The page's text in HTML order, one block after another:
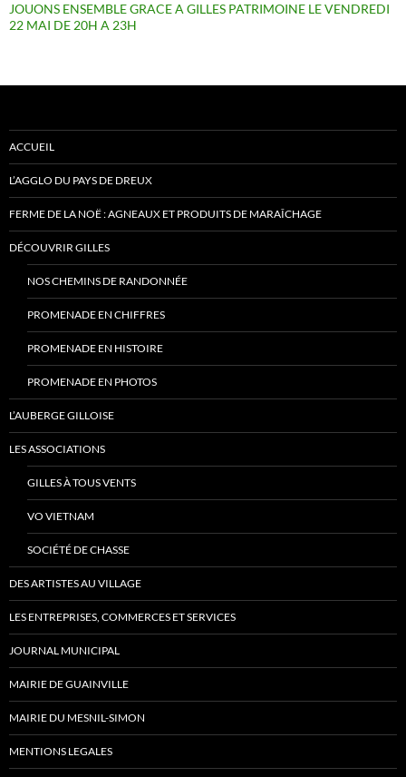
JOUONS ENSEMBLE GRACE A GILLES PATRIMOINE LE VENDREDI
22 MAI DE 20H A 23H
ACCUEIL
L’AGGLO DU PAYS DE DREUX
FERME DE LA NOË : AGNEAUX ET PRODUITS DE MARAÎCHAGE
DÉCOUVRIR GILLES
NOS CHEMINS DE RANDONNÉE
PROMENADE EN CHIFFRES
PROMENADE EN HISTOIRE
PROMENADE EN PHOTOS
L’AUBERGE GILLOISE
LES ASSOCIATIONS
GILLES À TOUS VENTS
VO VIETNAM
SOCIÉTÉ DE CHASSE
DES ARTISTES AU VILLAGE
LES ENTREPRISES, COMMERCES ET SERVICES
JOURNAL MUNICIPAL
MAIRIE DE GUAINVILLE
MAIRIE DU MESNIL-SIMON
MENTIONS LEGALES